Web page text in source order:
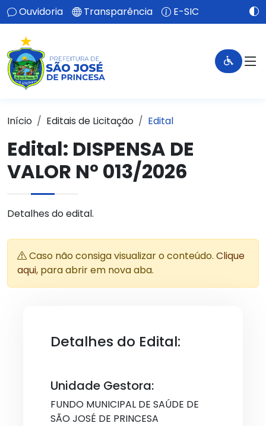
Ouvidoria Transparência E-SIC
Início Editais de Licitação Edital
Edital: DISPENSA DE
VALOR Nº 013/2026
Detalhes do edital.
Caso não consiga visualizar o conteúdo. Clique
aqui, para abrir em nova aba.
Detalhes do Edital:
Unidade Gestora:
FUNDO MUNICIPAL DE SAÚDE DE
SÃO JOSÉ DE PRINCESA